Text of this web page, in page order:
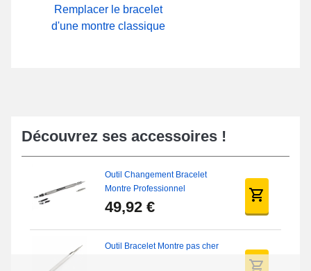
Remplacer le bracelet
d'une montre classique
Découvrez ses accessoires !
Outil Changement Bracelet
Montre Professionnel
49,92 €
Outil Bracelet Montre pas cher